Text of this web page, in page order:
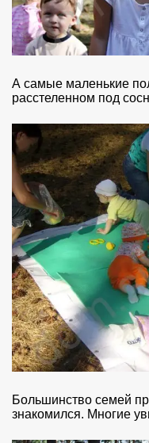
А самые маленькие
расстеленном под
Большинство семей
знакомился. Многие